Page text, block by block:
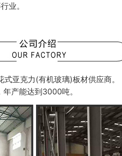
业。
亚克力(有机玻璃)板材供应商
产能达到3000吨。